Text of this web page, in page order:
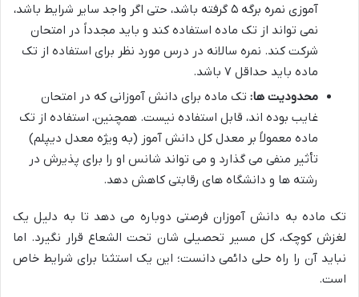
آموزی نمره برگه ۵ گرفته باشد، حتی اگر واجد سایر شرایط باشد،
نمی تواند از تک ماده استفاده کند و باید مجدداً در امتحان
شرکت کند. نمره سالانه در درس مورد نظر برای استفاده از تک
ماده باید حداقل ۷ باشد.
محدودیت ها: تک ماده برای دانش آموزانی که در امتحان
غایب بوده اند، قابل استفاده نیست. همچنین، استفاده از تک
ماده معمولاً بر معدل کل دانش آموز (به ویژه معدل دیپلم)
تأثیر منفی می گذارد و می تواند شانس او را برای پذیرش در
رشته ها و دانشگاه های رقابتی کاهش دهد.
تک ماده به دانش آموزان فرصتی دوباره می دهد تا به دلیل یک
لغزش کوچک، کل مسیر تحصیلی شان تحت الشعاع قرار نگیرد. اما
نباید آن را راه حلی دائمی دانست؛ این یک استثنا برای شرایط خاص
است.